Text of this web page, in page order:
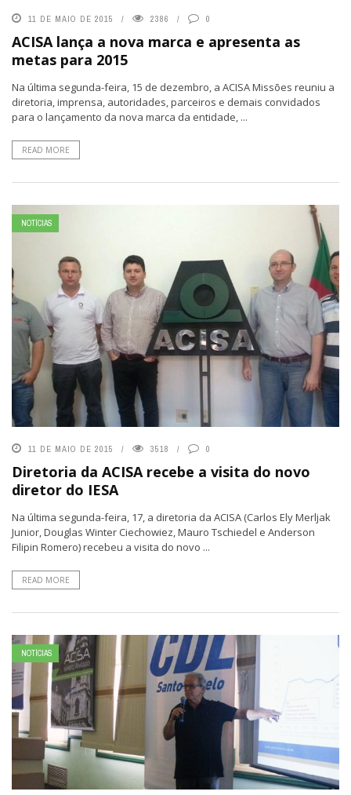
11 DE MAIO DE 2015 2386 0
ACISA lança a nova marca e apresenta as
metas para 2015
Na última segunda-feira, 15 de dezembro, a ACISA Missões reuniu a
diretoria, imprensa, autoridades, parceiros e demais convidados
para o lançamento da nova marca da entidade, ...
READ MORE
NOTÍCIAS
11 DE MAIO DE 2015 3518 0
Diretoria da ACISA recebe a visita do novo
diretor do IESA
Na última segunda-feira, 17, a diretoria da ACISA (Carlos Ely Merljak
Junior, Douglas Winter Ciechowiez, Mauro Tschiedel e Anderson
Filipin Romero) recebeu a visita do novo ...
READ MORE
NOTÍCIAS